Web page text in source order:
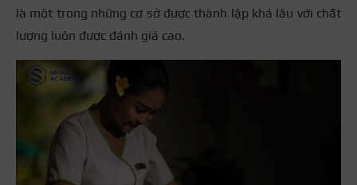
là một trong những cơ sở được thành lập khá lâu với chất
lượng luôn được đánh giá cao.